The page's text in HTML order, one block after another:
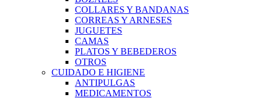
COLLARES Y BANDANAS
CORREAS Y ARNESES
JUGUETES
CAMAS
PLATOS Y BEBEDEROS
OTROS
CUIDADO E HIGIENE
ANTIPULGAS
MEDICAMENTOS